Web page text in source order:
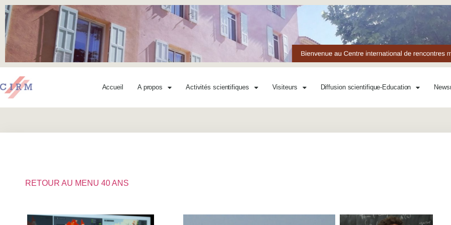
Accueil A propos Activités scientifiques Visiteurs Diffusion scientifique-Education
RETOUR AU MENU 40 ANS